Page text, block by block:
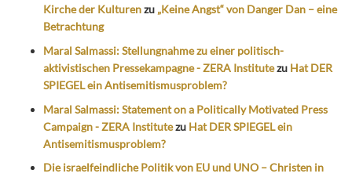
Kirche der Kulturenzu „Keine Angst“ von Danger Dan – eine
Betrachtung
Maral Salmassi: Stellungnahme zu einer politisch-
aktivistischen Pressekampagne - ZERA Institutezu Hat DER
SPIEGEL ein Antisemitismusproblem?
Maral Salmassi: Statement on a Politically Motivated Press
Campaign - ZERA Institutezu Hat DER SPIEGEL ein
Antisemitismusproblem?
Die israelfeindliche Politik von EU und UNO – Christen in